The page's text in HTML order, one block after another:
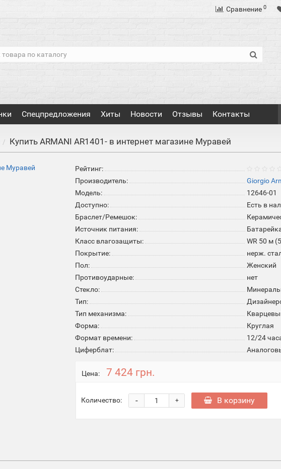
Сравнение 0
Спецпредложения Хиты Новости Отзывы Контакты
Купить ARMANI AR1401- в интернет магазине Муравей
Рейтинг:
Производитель:
Giorgio
Модель:
12646-01
Доступно:
Есть в
Браслет/Ремешок:
Источник питания:
Класс влагозащиты:
WR 50 м
Покрытие:
нерж.
Пол:
Женский
Противоударные:
нет
Стекло:
Тип:
Тип механизма:
Форма:
Круглая
Формат времени:
12/24
Циферблат:
Цена: 7 424 грн.
Количество: +
- В корзину